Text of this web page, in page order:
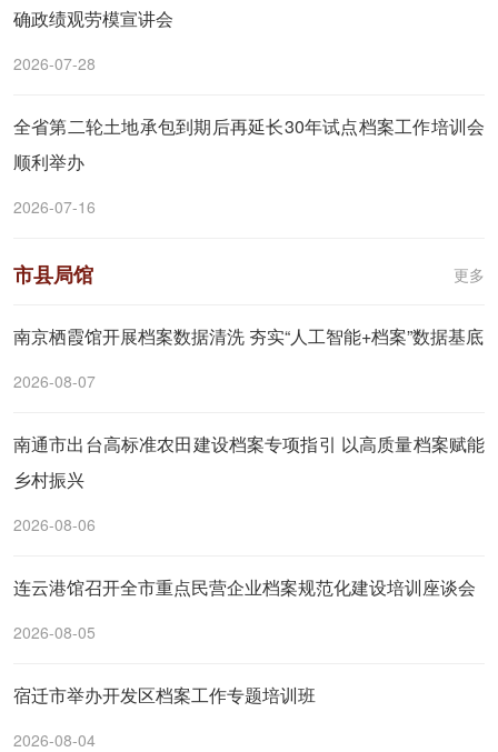
确政绩观劳模宣讲会
2026-07-28
全省第二轮土地承包到期后再延长30年试点档案工作培训会
顺利举办
2026-07-16
市县局馆 更多
南京栖霞馆开展档案数据清洗 夯实“人工智能+档案”数据基底
2026-08-07
南通市出台高标准农田建设档案专项指引 以高质量档案赋能
乡村振兴
2026-08-06
连云港馆召开全市重点民营企业档案规范化建设培训座谈会
2026-08-05
宿迁市举办开发区档案工作专题培训班
2026-08-04